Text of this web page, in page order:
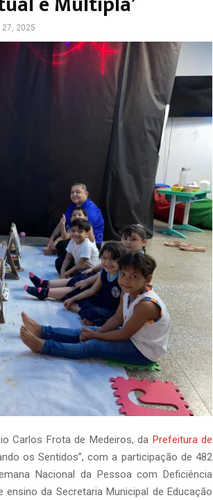
2025
Carlos Frota de Medeiros, da Prefeitura de
os Sentidos”, com a participação de 482
Nacional da Pessoa com Deficiência
da Secretaria Municipal de Educação